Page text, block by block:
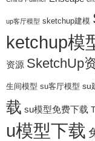
up客厅模型 sketchup建模
ketchup模
资源 SketchUp
生间模型 su客厅模型 su
载 su模型免费下载
u模型下载